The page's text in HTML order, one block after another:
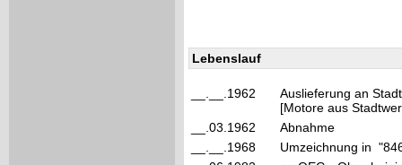
Lebenslauf
__.__.1962
Auslieferung an
[Motore aus
__.03.1962
Abnahme
__.__.1968
Umzeichnung in